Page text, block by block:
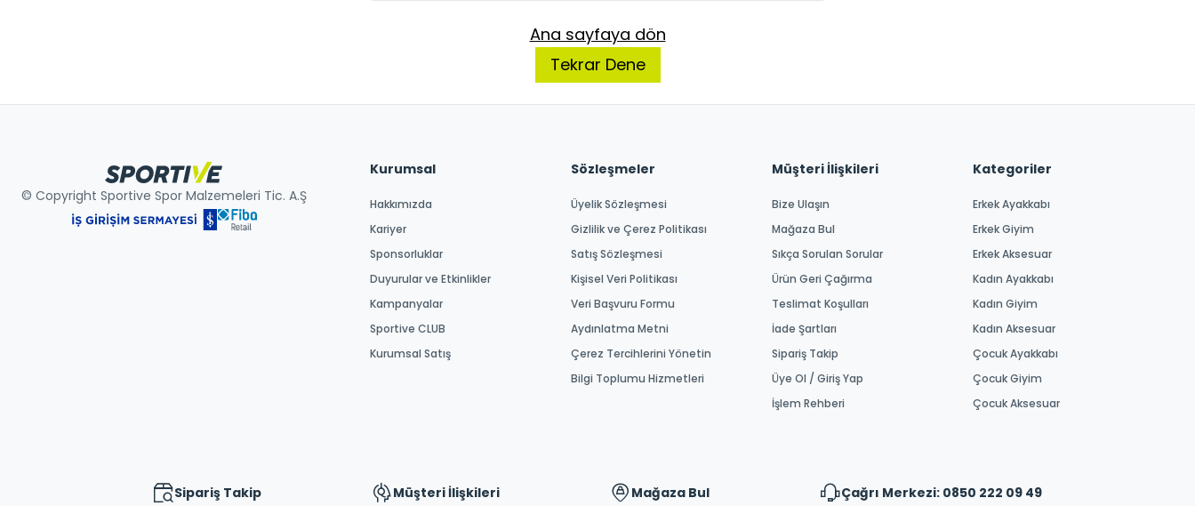
Ana sayfaya dön
Tekrar Dene
© Copyright Sportive Spor Malzemeleri Tic. A.Ş
Kurumsal
Hakkımızda
Kariyer
Sponsorluklar
Duyurular ve Etkinlikler
Kampanyalar
Sportive CLUB
Kurumsal Satış
Sözleşmeler
Üyelik Sözleşmesi
Gizlilik ve Çerez Politikası
Satış Sözleşmesi
Kişisel Veri Politikası
Veri Başvuru Formu
Aydınlatma Metni
Çerez Tercihlerini Yönetin
Bilgi Toplumu Hizmetleri
Müşteri İlişkileri
Bize Ulaşın
Mağaza Bul
Sıkça Sorulan Sorular
Ürün Geri Çağırma
Teslimat Koşulları
İade Şartları
Sipariş Takip
Üye Ol / Giriş Yap
İşlem Rehberi
Kategoriler
Erkek Ayakkabı
Erkek Giyim
Erkek Aksesuar
Kadın Ayakkabı
Kadın Giyim
Kadın Aksesuar
Çocuk Ayakkabı
Çocuk Giyim
Çocuk Aksesuar
Sipariş Takip Müşteri İlişkileri Mağaza Bul Çağrı Merkezi: 0850 222 09 49